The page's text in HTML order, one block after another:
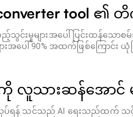
converter tool
မှုများအပေါ် ပြင်းထန်သောစ
းအပေါ် 90% အထက်ဖြစ်ကြောင်း
းကို လူသားဆန်အေ
ပ်ရန် သင်သည် AI ရေးသည်ထက် သင့်